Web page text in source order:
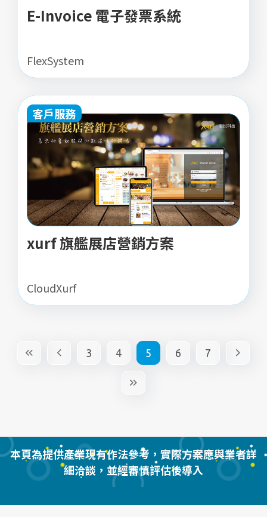
E-Invoice 電子發票系統
FlexSystem
客戶服務
xurf 旗艦展店營銷方案
CloudXurf
3 4 5 6 7
本頁為提供產業現有作法參考，實際方案應與業者詳
細洽談，並經審慎評估後導入